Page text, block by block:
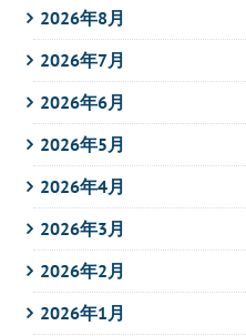
2026年8月
2026年7月
2026年6月
2026年5月
2026年4月
2026年3月
2026年2月
2026年1月